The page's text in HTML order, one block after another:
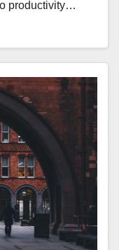
productivity…